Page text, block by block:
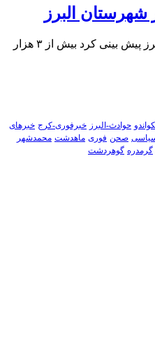
شهرستان البرز
مدیر جهاد کشاورزی شهرستان البرز پیش بینی کرد بیش از ۳ هزار
حوادث-البرز خبرفوری-کرج خبرهای
صحن فوری ماهدشت محمدشهر
گرمدره گوهردشت